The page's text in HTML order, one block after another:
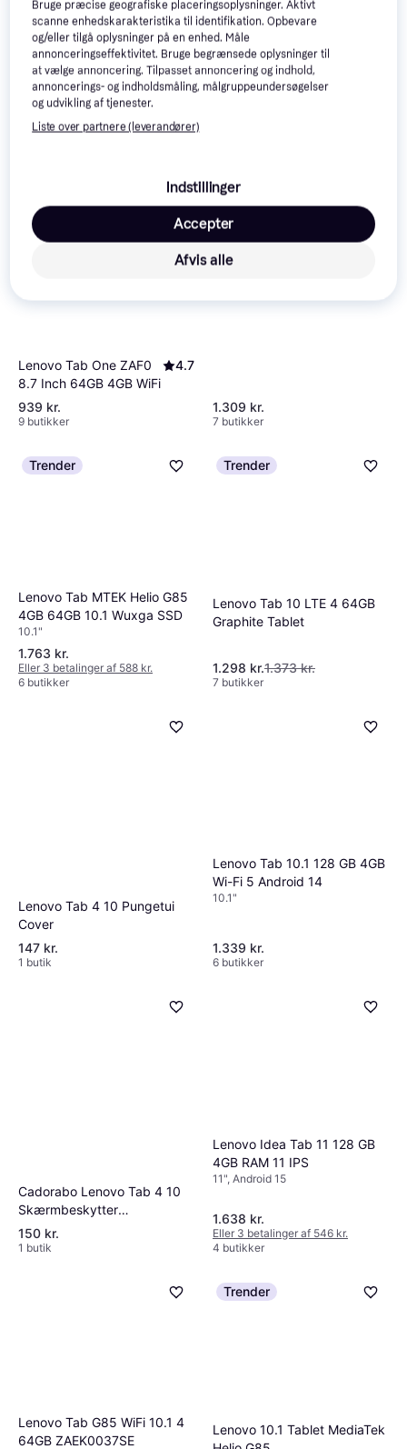
1.269 kr.
9 butikker
1.122 kr.
Eller 3 betalinger af 374 kr.
6 butikker
Trender
Lenovo Tab One ZAF0
8.7 Inch 64GB 4GB WiFi
4.7
939 kr.
9 butikker
Trender
Lenovo Tab ZAEH 10.1 inch
4GB 128GB Blå
1.309 kr.
7 butikker
Trender
Lenovo Tab MTEK Helio G85
4GB 64GB 10.1 Wuxga SSD
10.1"
1.763 kr.
Eller 3 betalinger af 588 kr.
6 butikker
Trender
Lenovo Tab 10 LTE 4 64GB
Graphite Tablet
1.298 kr.1.373 kr.
7 butikker
Lenovo Tab 4 10 Pungetui
Cover
147 kr.
1 butik
Lenovo Tab 10.1 128 GB 4GB
Wi-Fi 5 Android 14
10.1"
1.339 kr.
6 butikker
Cadorabo Lenovo Tab 4 10
Skærmbeskytter
Beskyttelsesglas
150 kr.
1 butik
Lenovo Idea Tab 11 128 GB
4GB RAM 11 IPS
11", Android 15
1.638 kr.
Eller 3 betalinger af 546 kr.
4 butikker
Lenovo Tab G85 WiFi 10.1 4
64GB ZAEK0037SE
Trender
Lenovo 10.1 Tablet MediaTek
Bruge præcise geografiske placeringsoplysninger. Aktivt
scanne enhedskarakteristika til identifikation. Opbevare
og/eller tilgå oplysninger på en enhed. Måle
annonceringseffektivitet. Bruge begrænsede oplysninger til
at vælge annoncering. Tilpasset annoncering og indhold,
annoncerings- og indholdsmåling, målgruppeundersøgelser
og udvikling af tjenester.
Liste over partnere (leverandører)
Indstillinger
Afvis alle
Accepter